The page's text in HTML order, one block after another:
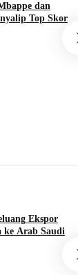
dan
Top Skor
Ekspor
ke Arab Saudi